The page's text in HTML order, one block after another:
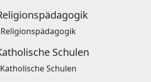
Religionspädagogik
Katholische Schulen